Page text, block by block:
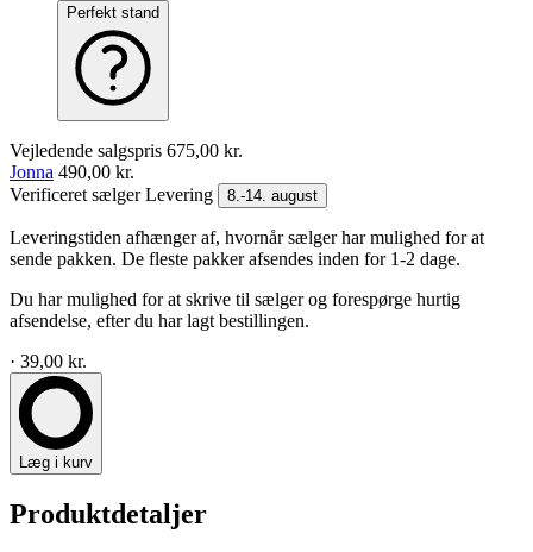
Perfekt stand
Vejledende salgspris 675,00 kr.
Jonna 490,00 kr.
Verificeret sælgerLevering 8.-14. august
Leveringstiden afhænger af, hvornår sælger har mulighed for at
sende pakken. De fleste pakker afsendes inden for 1-2 dage.
Du har mulighed for at skrive til sælger og forespørge hurtig
afsendelse, efter du har lagt bestillingen.
· 39,00 kr.
Læg i kurv
Produktdetaljer